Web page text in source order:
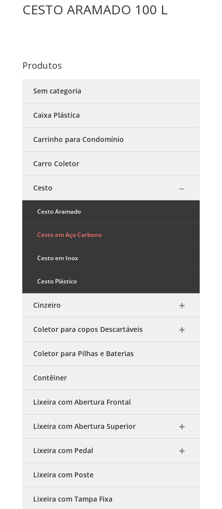
CESTO ARAMADO 100 L
Produtos
Sem categoria
Caixa Plástica
Carrinho para Condomínio
Carro Coletor
Cesto
Cesto Aramado
Cesto em Aço Carbono
Cesto em Inox
Cesto Plástico
Cinzeiro
Coletor para copos Descartáveis
Coletor para Pilhas e Baterias
Contêiner
Lixeira com Abertura Frontal
Lixeira com Abertura Superior
Lixeira com Pedal
Lixeira com Poste
Lixeira com Tampa Fixa